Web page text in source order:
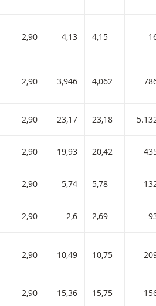
Short Met stop loss-niveau
2,90 4,13 4,15
Met stop loss-niveau 786,715 en
2,90 3,946 4,062
stop loss-niveau 5.132,64 en
2,90 23,17 23,18
loss-niveau 435,282 en hefboom
2,90 19,93 20,42
stop loss-niveau 132,454 en
2,90 5,74 5,78
loss-niveau 93,928 en hefboom
2,90 2,6 2,69
Long Met stop loss-niveau 209,345
2,90 10,49 10,75
loss-niveau 156,939 en hefboom
2,90 15,36 15,75